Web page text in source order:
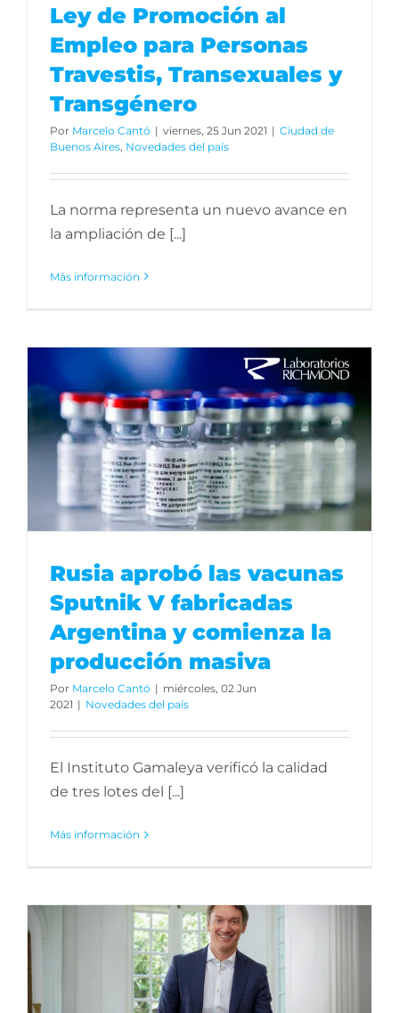
Ley de Promoción al
Empleo para Personas
Travestis, Transexuales y
Transgénero
Por Marcelo Cantó | viernes, 25 Jun 2021 | Ciudad de
Buenos Aires Novedades del país
La norma representa un nuevo avance en
la ampliación de [...]
Más información
Rusia aprobó las vacunas
Sputnik V fabricadas
Argentina y comienza la
producción masiva
Por Marcelo Cantó | miércoles, 02 Jun
2021 | Novedades del país
El Instituto Gamaleya verificó la calidad
de tres lotes del [...]
Más información